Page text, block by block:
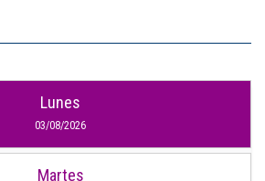
Lunes
03/08/2026
Martes